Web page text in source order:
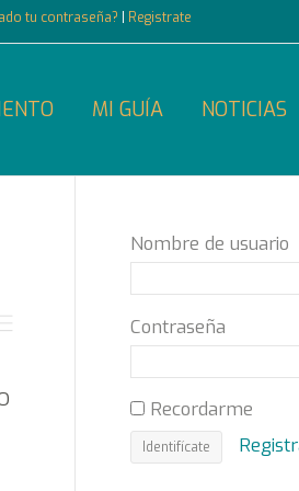
tu contraseña? Registrate
MI GUÍA NOTICIAS
Nombre de usuario
Contraseña
Recordarme